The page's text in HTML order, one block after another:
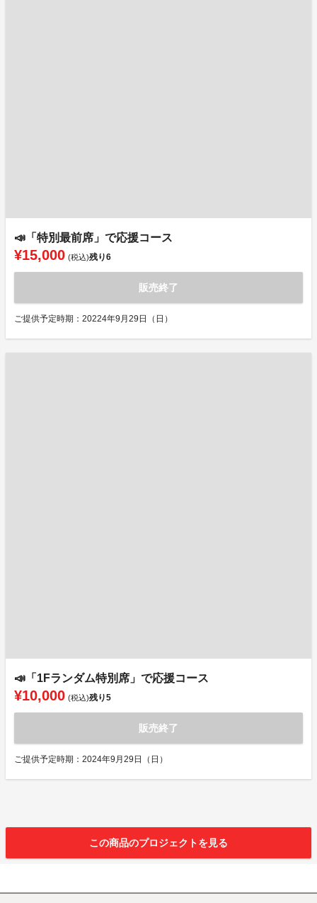
📣「特別最前席」で応援コース
¥15,000 (税込)残り6
販売終了
ご提供予定時期：20224年9月29日（日）
📣「1Fランダム特別席」で応援コース
¥10,000 (税込)残り5
販売終了
ご提供予定時期：2024年9月29日（日）
この商品のプロジェクトを見る